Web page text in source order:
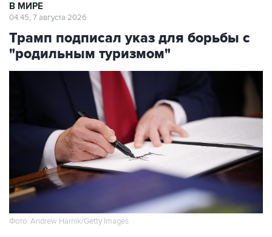
В МИРЕ
04:45, 7 августа 2026
Трамп подписал указ для борьбы с
"родильным туризмом"
Фото: Andrew Harnik/Getty Images